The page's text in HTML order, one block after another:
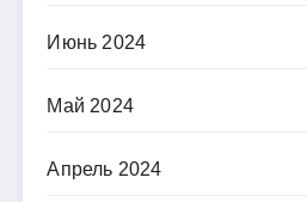
Июнь 2024
Май 2024
Апрель 2024